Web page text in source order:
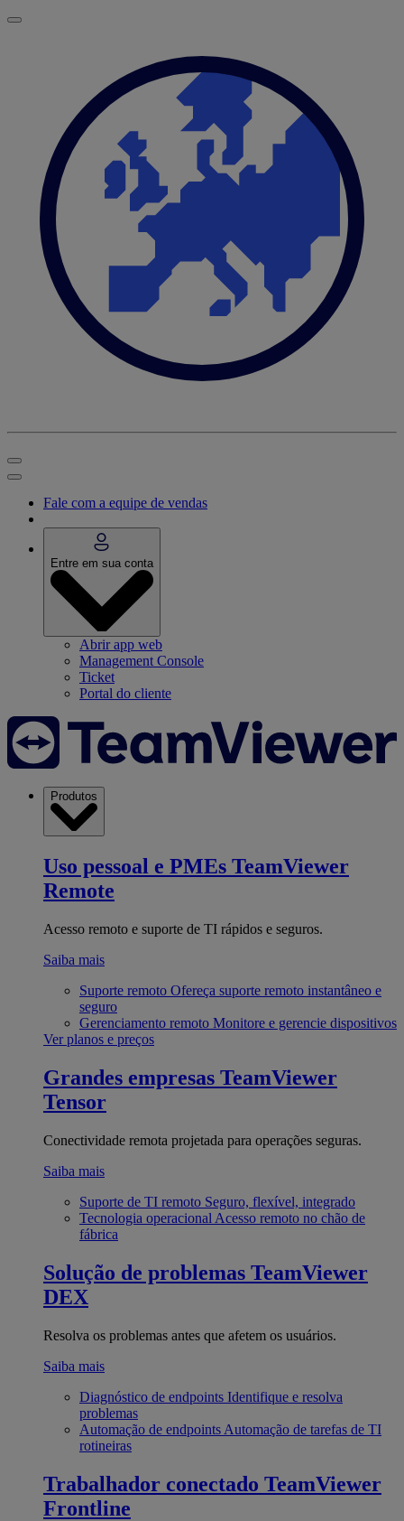
Fale com a equipe de vendas
Entre em sua conta
Abrir app web
Management Console
Ticket
Portal do cliente
Produtos
Uso pessoal e PMEs TeamViewer
Remote
Acesso remoto e suporte de TI rápidos e seguros.
Saiba mais
Suporte remoto Ofereça suporte remoto instantâneo e
seguro
Gerenciamento remoto Monitore e gerencie dispositivos
Ver planos e preços
Grandes empresas TeamViewer
Tensor
Conectividade remota projetada para operações seguras.
Saiba mais
Suporte de TI remoto Seguro, flexível, integrado
Tecnologia operacional Acesso remoto no chão de
fábrica
Solução de problemas TeamViewer
DEX
Resolva os problemas antes que afetem os usuários.
Saiba mais
Diagnóstico de endpoints Identifique e resolva
problemas
Automação de endpoints Automação de tarefas de TI
rotineiras
Trabalhador conectado TeamViewer
Frontline